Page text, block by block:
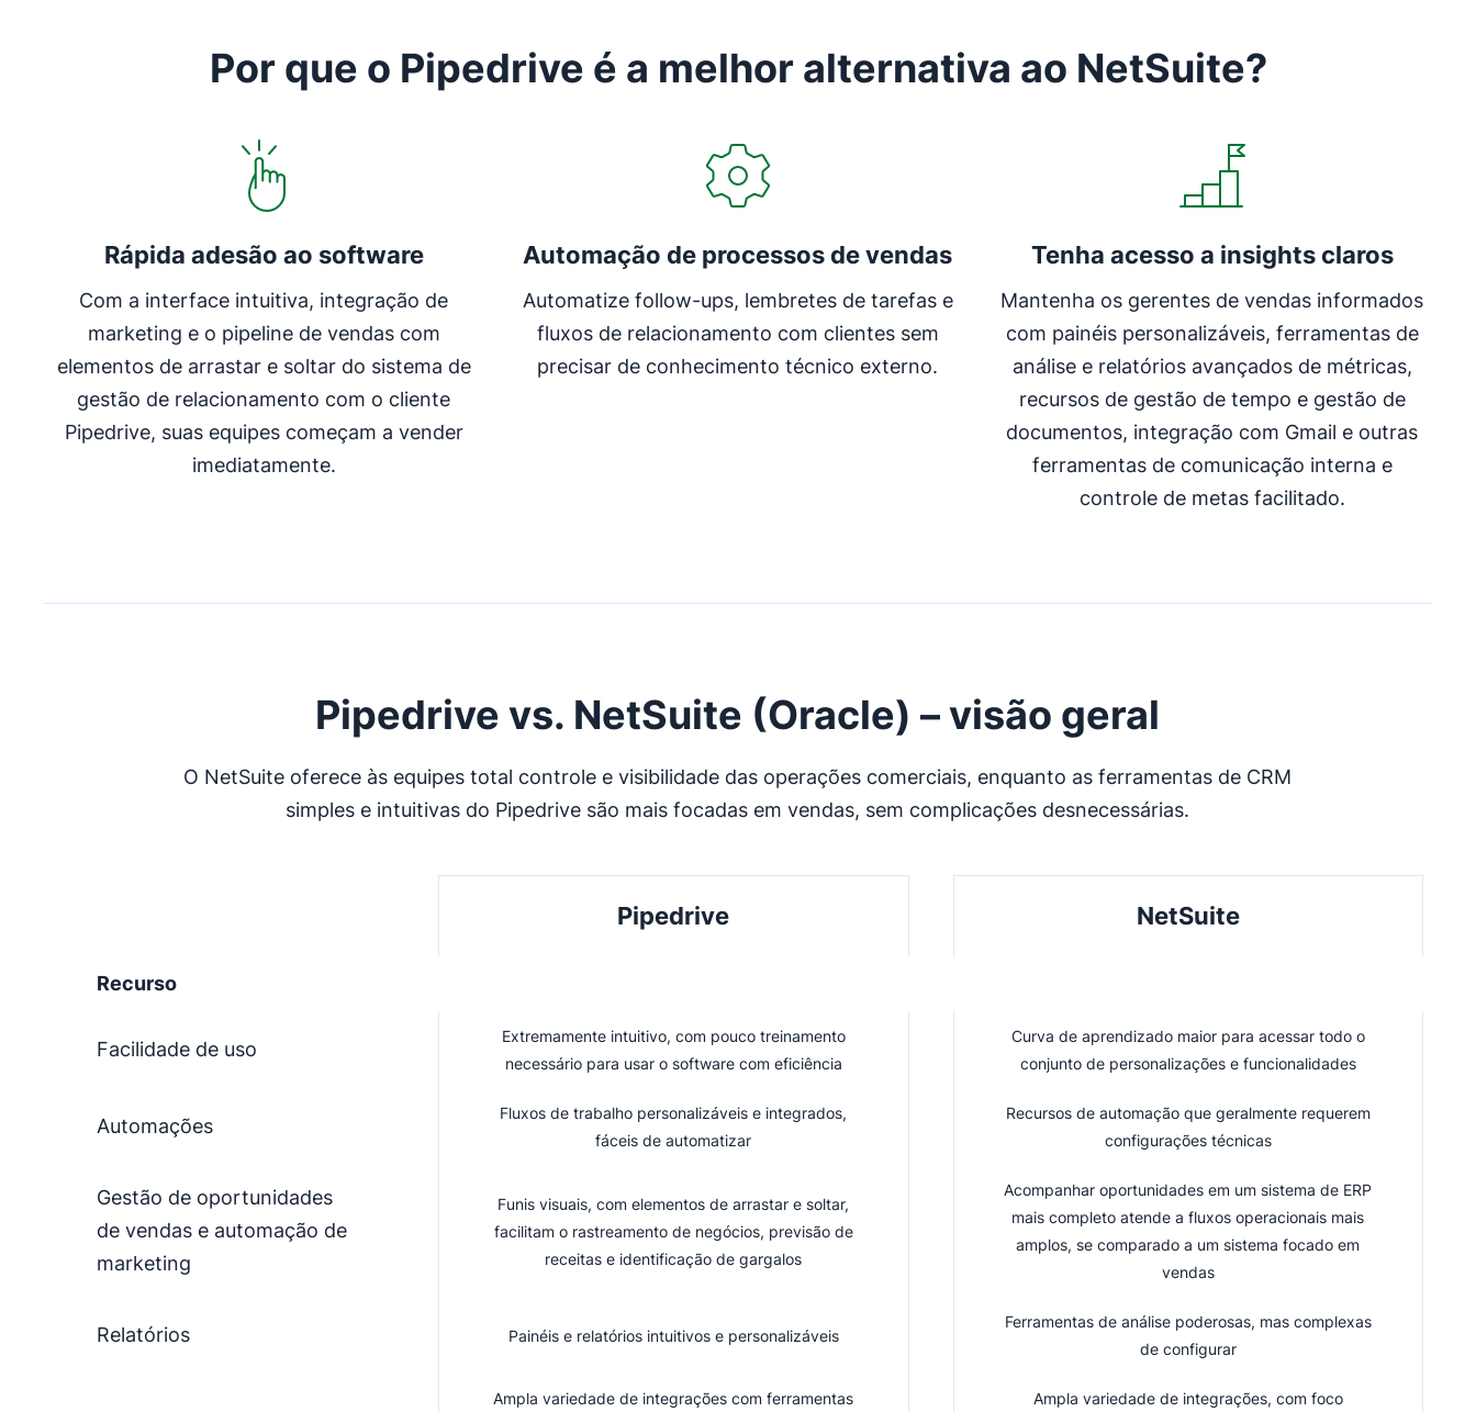
Por que o Pipedrive é a melhor alternativa ao NetSuite?
Rápida adesão ao software
Com a interface intuitiva, integração de
marketing e o pipeline de vendas com
elementos de arrastar e soltar do sistema de
gestão de relacionamento com o cliente
Pipedrive, suas equipes começam a vender
imediatamente.
Automação de processos de vendas
Automatize follow-ups, lembretes de tarefas e
fluxos de relacionamento com clientes sem
precisar de conhecimento técnico externo.
Tenha acesso a insights claros
Mantenha os gerentes de vendas informados
com painéis personalizáveis, ferramentas de
análise e relatórios avançados de métricas,
recursos de gestão de tempo e gestão de
documentos, integração com Gmail e outras
ferramentas de comunicação interna e
controle de metas facilitado.
Pipedrive vs. NetSuite (Oracle) – visão geral
O NetSuite oferece às equipes total controle e visibilidade das operações comerciais, enquanto as ferramentas de CRM
simples e intuitivas do Pipedrive são mais focadas em vendas, sem complicações desnecessárias.
Pipedrive NetSuite
Recurso
Facilidade de uso
Extremamente intuitivo, com pouco treinamento
necessário para usar o software com eficiência
Curva de aprendizado maior para acessar todo o
conjunto de personalizações e funcionalidades
Automações
Fluxos de trabalho personalizáveis e integrados,
fáceis de automatizar
Recursos de automação que geralmente requerem
configurações técnicas
Gestão de oportunidades
de vendas e automação de
marketing
Funis visuais, com elementos de arrastar e soltar,
facilitam o rastreamento de negócios, previsão de
receitas e identificação de gargalos
Acompanhar oportunidades em um sistema de ERP
mais completo atende a fluxos operacionais mais
amplos, se comparado a um sistema focado em
vendas
Relatórios Painéis e relatórios intuitivos e personalizáveis
Ferramentas de análise poderosas, mas complexas
de configurar
Ampla variedade de integrações com ferramentas
Ampla variedade de integrações, com foco